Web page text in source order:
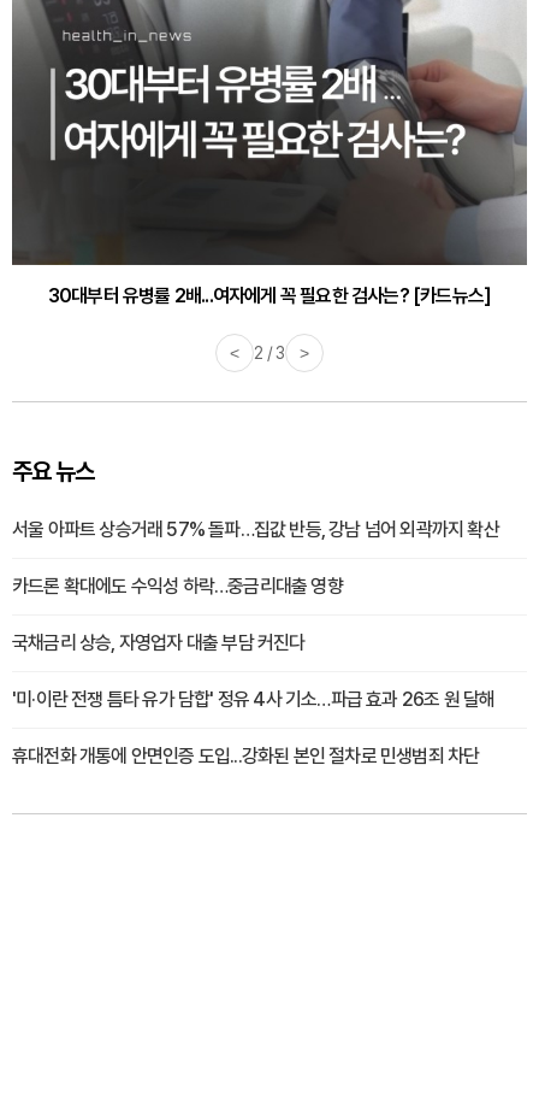
30대부터 유병률 2배...여자에게 꼭 필요한 검사는? [카드뉴스]
< 2 / 3 >
주요 뉴스
서울 아파트 상승거래 57% 돌파…집값 반등, 강남 넘어 외곽까지 확산
카드론 확대에도 수익성 하락…중금리대출 영향
국채금리 상승, 자영업자 대출 부담 커진다
'미·이란 전쟁 틈타 유가 담합' 정유 4사 기소…파급 효과 26조 원 달해
휴대전화 개통에 안면인증 도입...강화된 본인 절차로 민생범죄 차단